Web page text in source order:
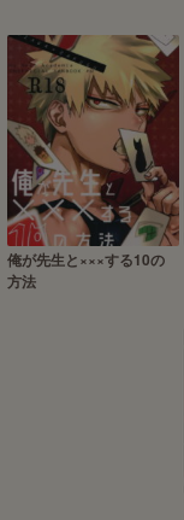
俺が先生と×××する10の
方法